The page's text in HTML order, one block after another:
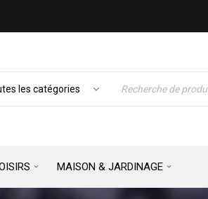
MAISON & JARDINAGE